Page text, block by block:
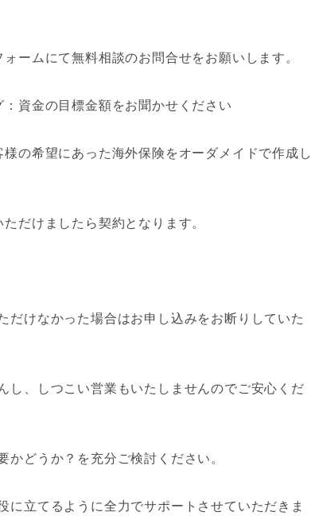
ームにて無料相談のお問合せをお願いします。
資金の目標金額をお聞かせください
の希望にあった海外保険をオーダメイドで作成し
だけましたら契約となります。
だけなかった場合はお申し込みをお断りしていた
し、しつこい営業もいたしませんのでご安心くだ
どうか？を充分ご検討ください。
に立てるように全力でサポートさせていただきま